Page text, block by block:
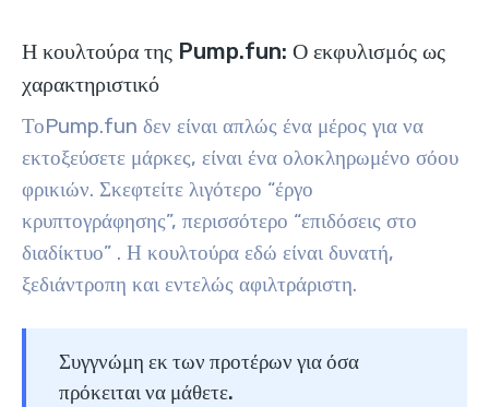
Η κουλτούρα της Pump.fun: Ο εκφυλισμός ως
χαρακτηριστικό
ΤοPump.fun δεν είναι απλώς ένα μέρος για να
εκτοξεύσετε μάρκες, είναι ένα ολοκληρωμένο σόου
φρικιών. Σκεφτείτε λιγότερο “έργο
κρυπτογράφησης”, περισσότερο “επιδόσεις στο
διαδίκτυο” . Η κουλτούρα εδώ είναι δυνατή,
ξεδιάντροπη και εντελώς αφιλτράριστη.
Συγγνώμη εκ των προτέρων για όσα
πρόκειται να μάθετε.